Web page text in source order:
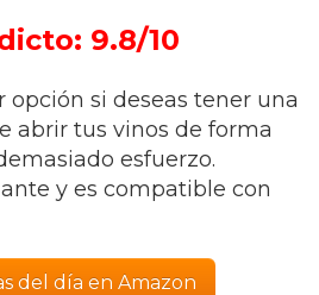
9.8/10
opción si deseas tener una
abrir tus vinos de forma
esfuerzo.
y es compatible con
del día en Amazon